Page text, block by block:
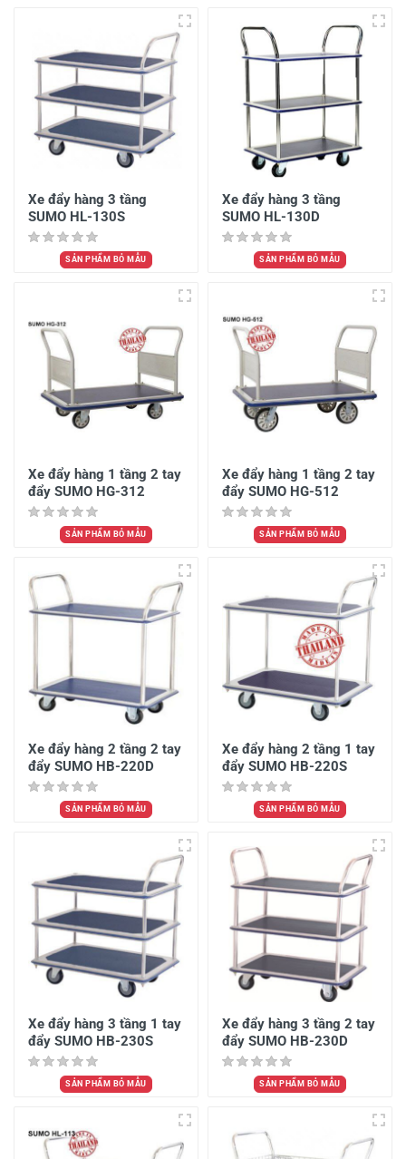
Xe đẩy hàng 3 tầng
SUMO HL-130S
SẢN PHẨM BỎ MẪU
Xe đẩy hàng 3 tầng
SUMO HL-130D
SẢN PHẨM BỎ MẪU
Xe đẩy hàng 1 tầng 2 tay
đẩy SUMO HG-312
SẢN PHẨM BỎ MẪU
Xe đẩy hàng 1 tầng 2 tay
đẩy SUMO HG-512
SẢN PHẨM BỎ MẪU
Xe đẩy hàng 2 tầng 2 tay
đẩy SUMO HB-220D
SẢN PHẨM BỎ MẪU
Xe đẩy hàng 2 tầng 1 tay
đẩy SUMO HB-220S
SẢN PHẨM BỎ MẪU
Xe đẩy hàng 3 tầng 1 tay
đẩy SUMO HB-230S
SẢN PHẨM BỎ MẪU
Xe đẩy hàng 3 tầng 2 tay
đẩy SUMO HB-230D
SẢN PHẨM BỎ MẪU